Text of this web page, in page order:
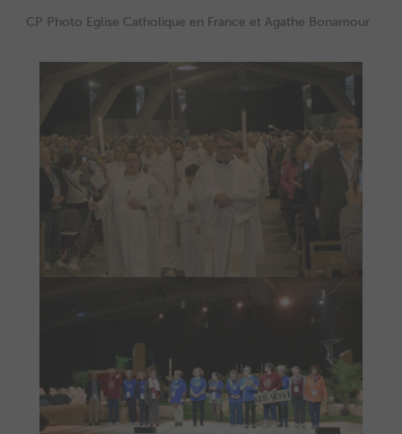
CP Photo Eglise Catholique en France et Agathe Bonamour